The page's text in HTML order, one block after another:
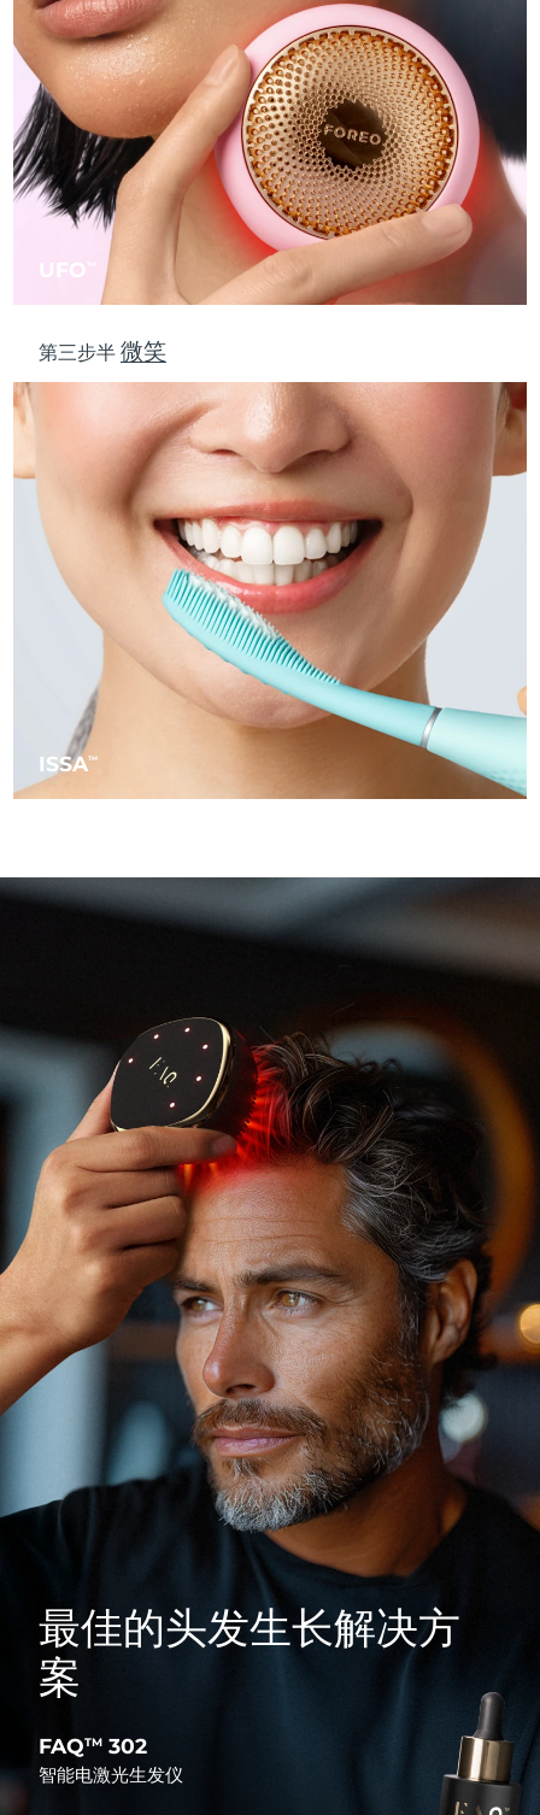
UFO TM
ISSATM
第三步半微笑
最佳的头发生长解决方
案
FAQTM 302
智能电激光生发仪
斯洛伐克 预计送达日期09/08/2026
斯洛文尼亚 预计送达日期09/08/2026
南非 预计送达日期17/08/2026
韩国 预计送达日期11/08/2026
预计送达日期09/08/2026
瑞典 预计送达日期09/08/2026
瑞士
预计送达日期
泰国 预计送达日期 13/08/2026
土耳其 预计送达日期 10/08/2026
阿拉伯联合酋长国 预计送达日期 10/08/2026
09/08/2026
预计送达日期10/08/2026
乌兹别克斯坦 14/08/2026